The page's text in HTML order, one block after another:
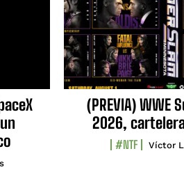
(PREVIA) WWE
2026,
#NTF Víctor